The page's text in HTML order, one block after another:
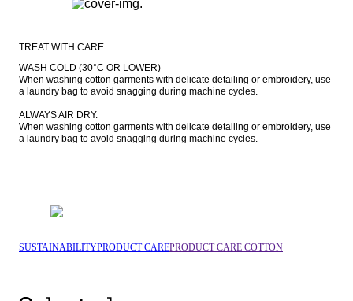
TREAT WITH CARE
WASH COLD (30°C OR LOWER)
When washing cotton garments with delicate detailing or embroidery, use
a laundry bag to avoid snagging during machine cycles.
ALWAYS AIR DRY.
When washing cotton garments with delicate detailing or embroidery, use
a laundry bag to avoid snagging during machine cycles.
SUSTAINABILITYPRODUCT CAREPRODUCT CARE COTTON